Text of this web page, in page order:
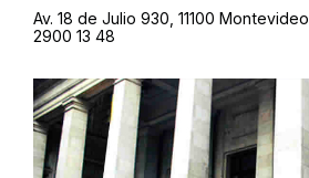
Av. 18 de Julio 930, 11100 Montevideo
2900 13 48